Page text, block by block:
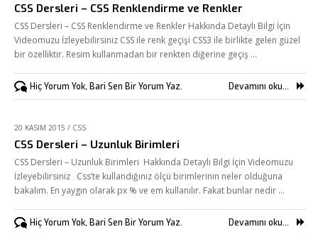
Referanslarımız
Online Araçlar
Fikir Proje Blogluyor
İnsan Kaynakları
Müşteri Paneli
Bize Ulaşın
CSS Dersleri – CSS Renklendirme ve Renkler
CSS Dersleri – CSS Renklendirme ve Renkler Hakkında Detaylı Bilgi İçin
Videomuzu İzleyebilirsiniz CSS ile renk geçişi CSS3 ile birlikte gelen güzel
bir özelliktir. Resim kullanmadan bir renkten diğerine geçiş …
Hiç Yorum Yok, Bari Sen Bir Yorum Yaz. Devamını oku...
20 KASIM 2015 / CSS
CSS Dersleri – Uzunluk Birimleri
CSS Dersleri – Uzunluk Birimleri Hakkında Detaylı Bilgi İçin Videomuzu
İzleyebilirsiniz Css’te kullandığınız ölçü birimlerinin neler olduğuna
bakalım. En yaygın olarak px % ve em kullanılır. Fakat bunlar nedir …
Hiç Yorum Yok, Bari Sen Bir Yorum Yaz. Devamını oku...